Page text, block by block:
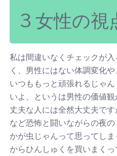
3 女性の視
私は間違いなくチェックが
く、男性にはない体調変化
いつももっと頑張れるじゃ
いよ、というは男性の価値
丈夫な人には全然大丈夫で
など恐怖と闘いながらの夜
かが虫じゃんって思ってし
からひんしゅくを買いまく